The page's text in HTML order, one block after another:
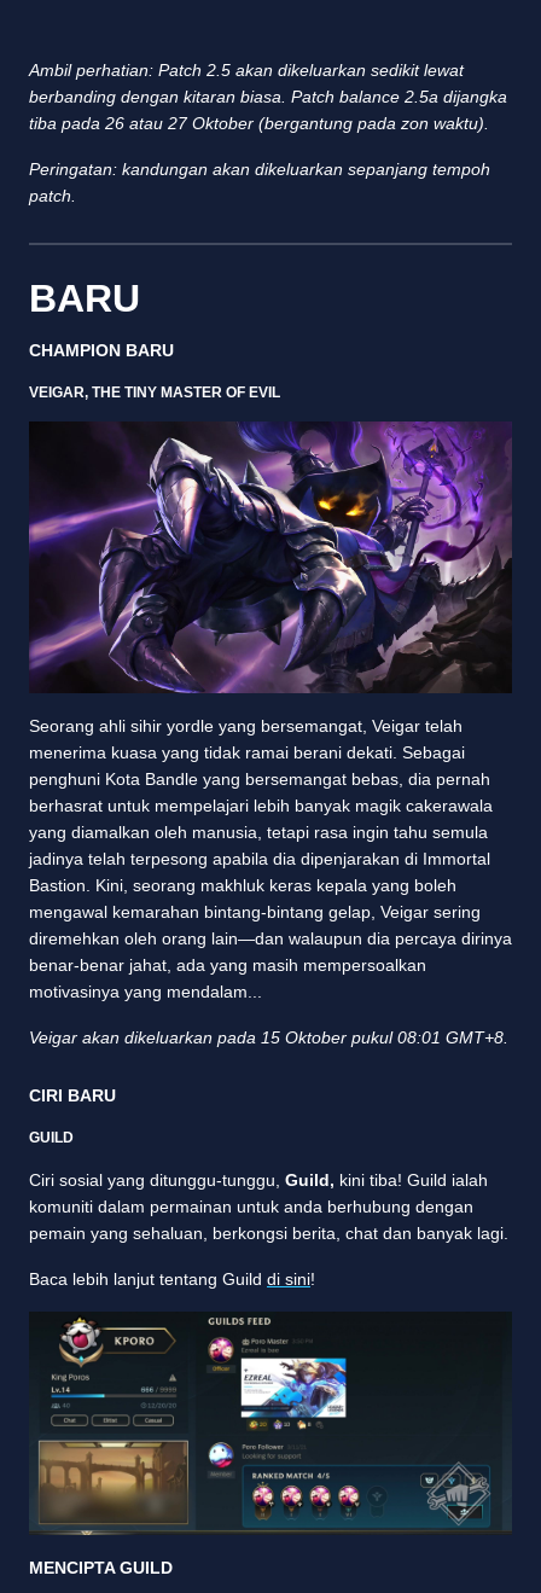
Ambil perhatian: Patch 2.5 akan dikeluarkan sedikit lewat
berbanding dengan kitaran biasa. Patch balance 2.5a dijangka
tiba pada 26 atau 27 Oktober (bergantung pada zon waktu).
Peringatan: kandungan akan dikeluarkan sepanjang tempoh
patch.
BARU
CHAMPION BARU
VEIGAR, THE TINY MASTER OF EVIL
Seorang ahli sihir yordle yang bersemangat, Veigar telah
menerima kuasa yang tidak ramai berani dekati. Sebagai
penghuni Kota Bandle yang bersemangat bebas, dia pernah
berhasrat untuk mempelajari lebih banyak magik cakerawala
yang diamalkan oleh manusia, tetapi rasa ingin tahu semula
jadinya telah terpesong apabila dia dipenjarakan di Immortal
Bastion. Kini, seorang makhluk keras kepala yang boleh
mengawal kemarahan bintang-bintang gelap, Veigar sering
diremehkan oleh orang lain—dan walaupun dia percaya dirinya
benar-benar jahat, ada yang masih mempersoalkan
motivasinya yang mendalam...
Veigar akan dikeluarkan pada 15 Oktober pukul 08:01 GMT+8.
CIRI BARU
GUILD
Ciri sosial yang ditunggu-tunggu, Guild, kini tiba! Guild ialah
komuniti dalam permainan untuk anda berhubung dengan
pemain yang sehaluan, berkongsi berita, chat dan banyak lagi.
Baca lebih lanjut tentang Guild di sini!
MENCIPTA GUILD